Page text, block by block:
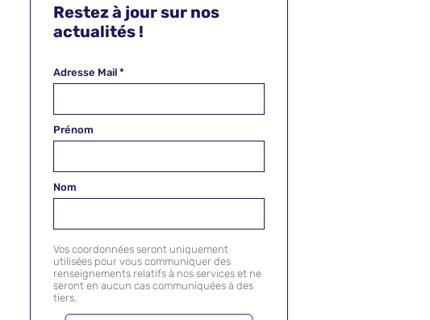
Restez à jour sur nos
actualités !
Adresse Mail *
Prénom
Nom
Vos coordonnées seront uniquement
utilisées pour vous communiquer des
renseignements relatifs à nos services et ne
seront en aucun cas communiquées à des
tiers.